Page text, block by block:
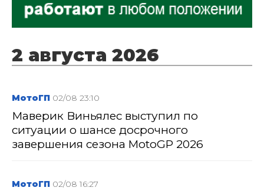
2 августа 2026
МотоГП 02/08 23:10
Маверик Виньялес выступил по
ситуации о шансе досрочного
завершения сезона MotoGP 2026
МотоГП 02/08 16:27